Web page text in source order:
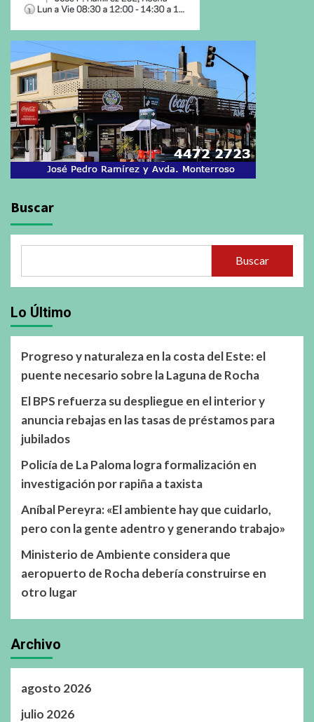
Buscar
Buscar
Lo Último
Progreso y naturaleza en la costa del Este: el
puente necesario sobre la Laguna de Rocha
El BPS refuerza su despliegue en el interior y
anuncia rebajas en las tasas de préstamos para
jubilados
Policía de La Paloma logra formalización en
investigación por rapiña a taxista
Aníbal Pereyra: «El ambiente hay que cuidarlo,
pero con la gente adentro y generando trabajo»
Ministerio de Ambiente considera que
aeropuerto de Rocha debería construirse en
otro lugar
Archivo
agosto 2026
julio 2026